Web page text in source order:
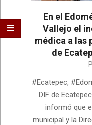
En el
Vallejo el
médica a las
de
#Ecatepec,
DIF de
informó que
municipal y la